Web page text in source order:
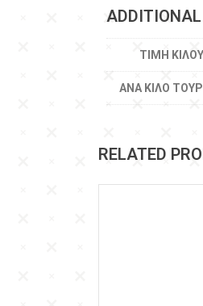
ΤΙΜΉ
ΑΝΆ ΚΙΛΌ
RELATED